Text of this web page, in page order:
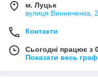
м. Луцьк
вулиця Винниченка,
Контакти
Сьогодні працює з
Показати весь